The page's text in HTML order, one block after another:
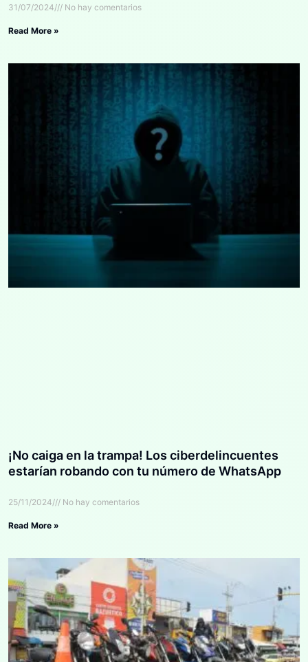
31/07/2024 No hay comentarios
Read More »
¡No caiga en la trampa! Los ciberdelincuentes
estarían robando con tu número de WhatsApp
25/11/2024 No hay comentarios
Read More »